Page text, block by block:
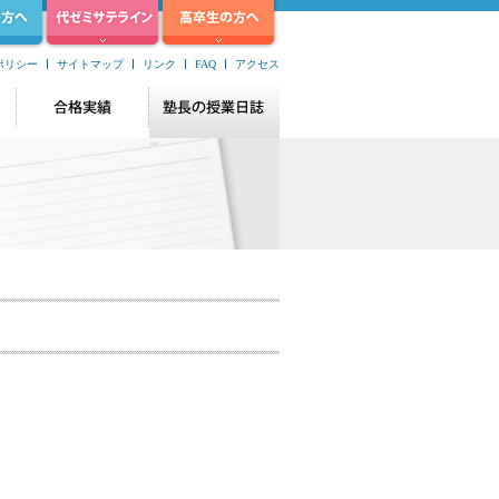
リシー サイトマップ リンク FAQ アクセス